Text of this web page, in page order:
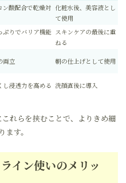
ン酸配合で乾燥対 化粧水後、美容液とし
て使用
ぷりでバリア機能 スキンケアの最後に重
ねる
両立 朝の仕上げとして使用
し浸透力を高める 洗顔直後に導入
れらを挟むことで、よりきめ細
す。
イン使いのメリッ